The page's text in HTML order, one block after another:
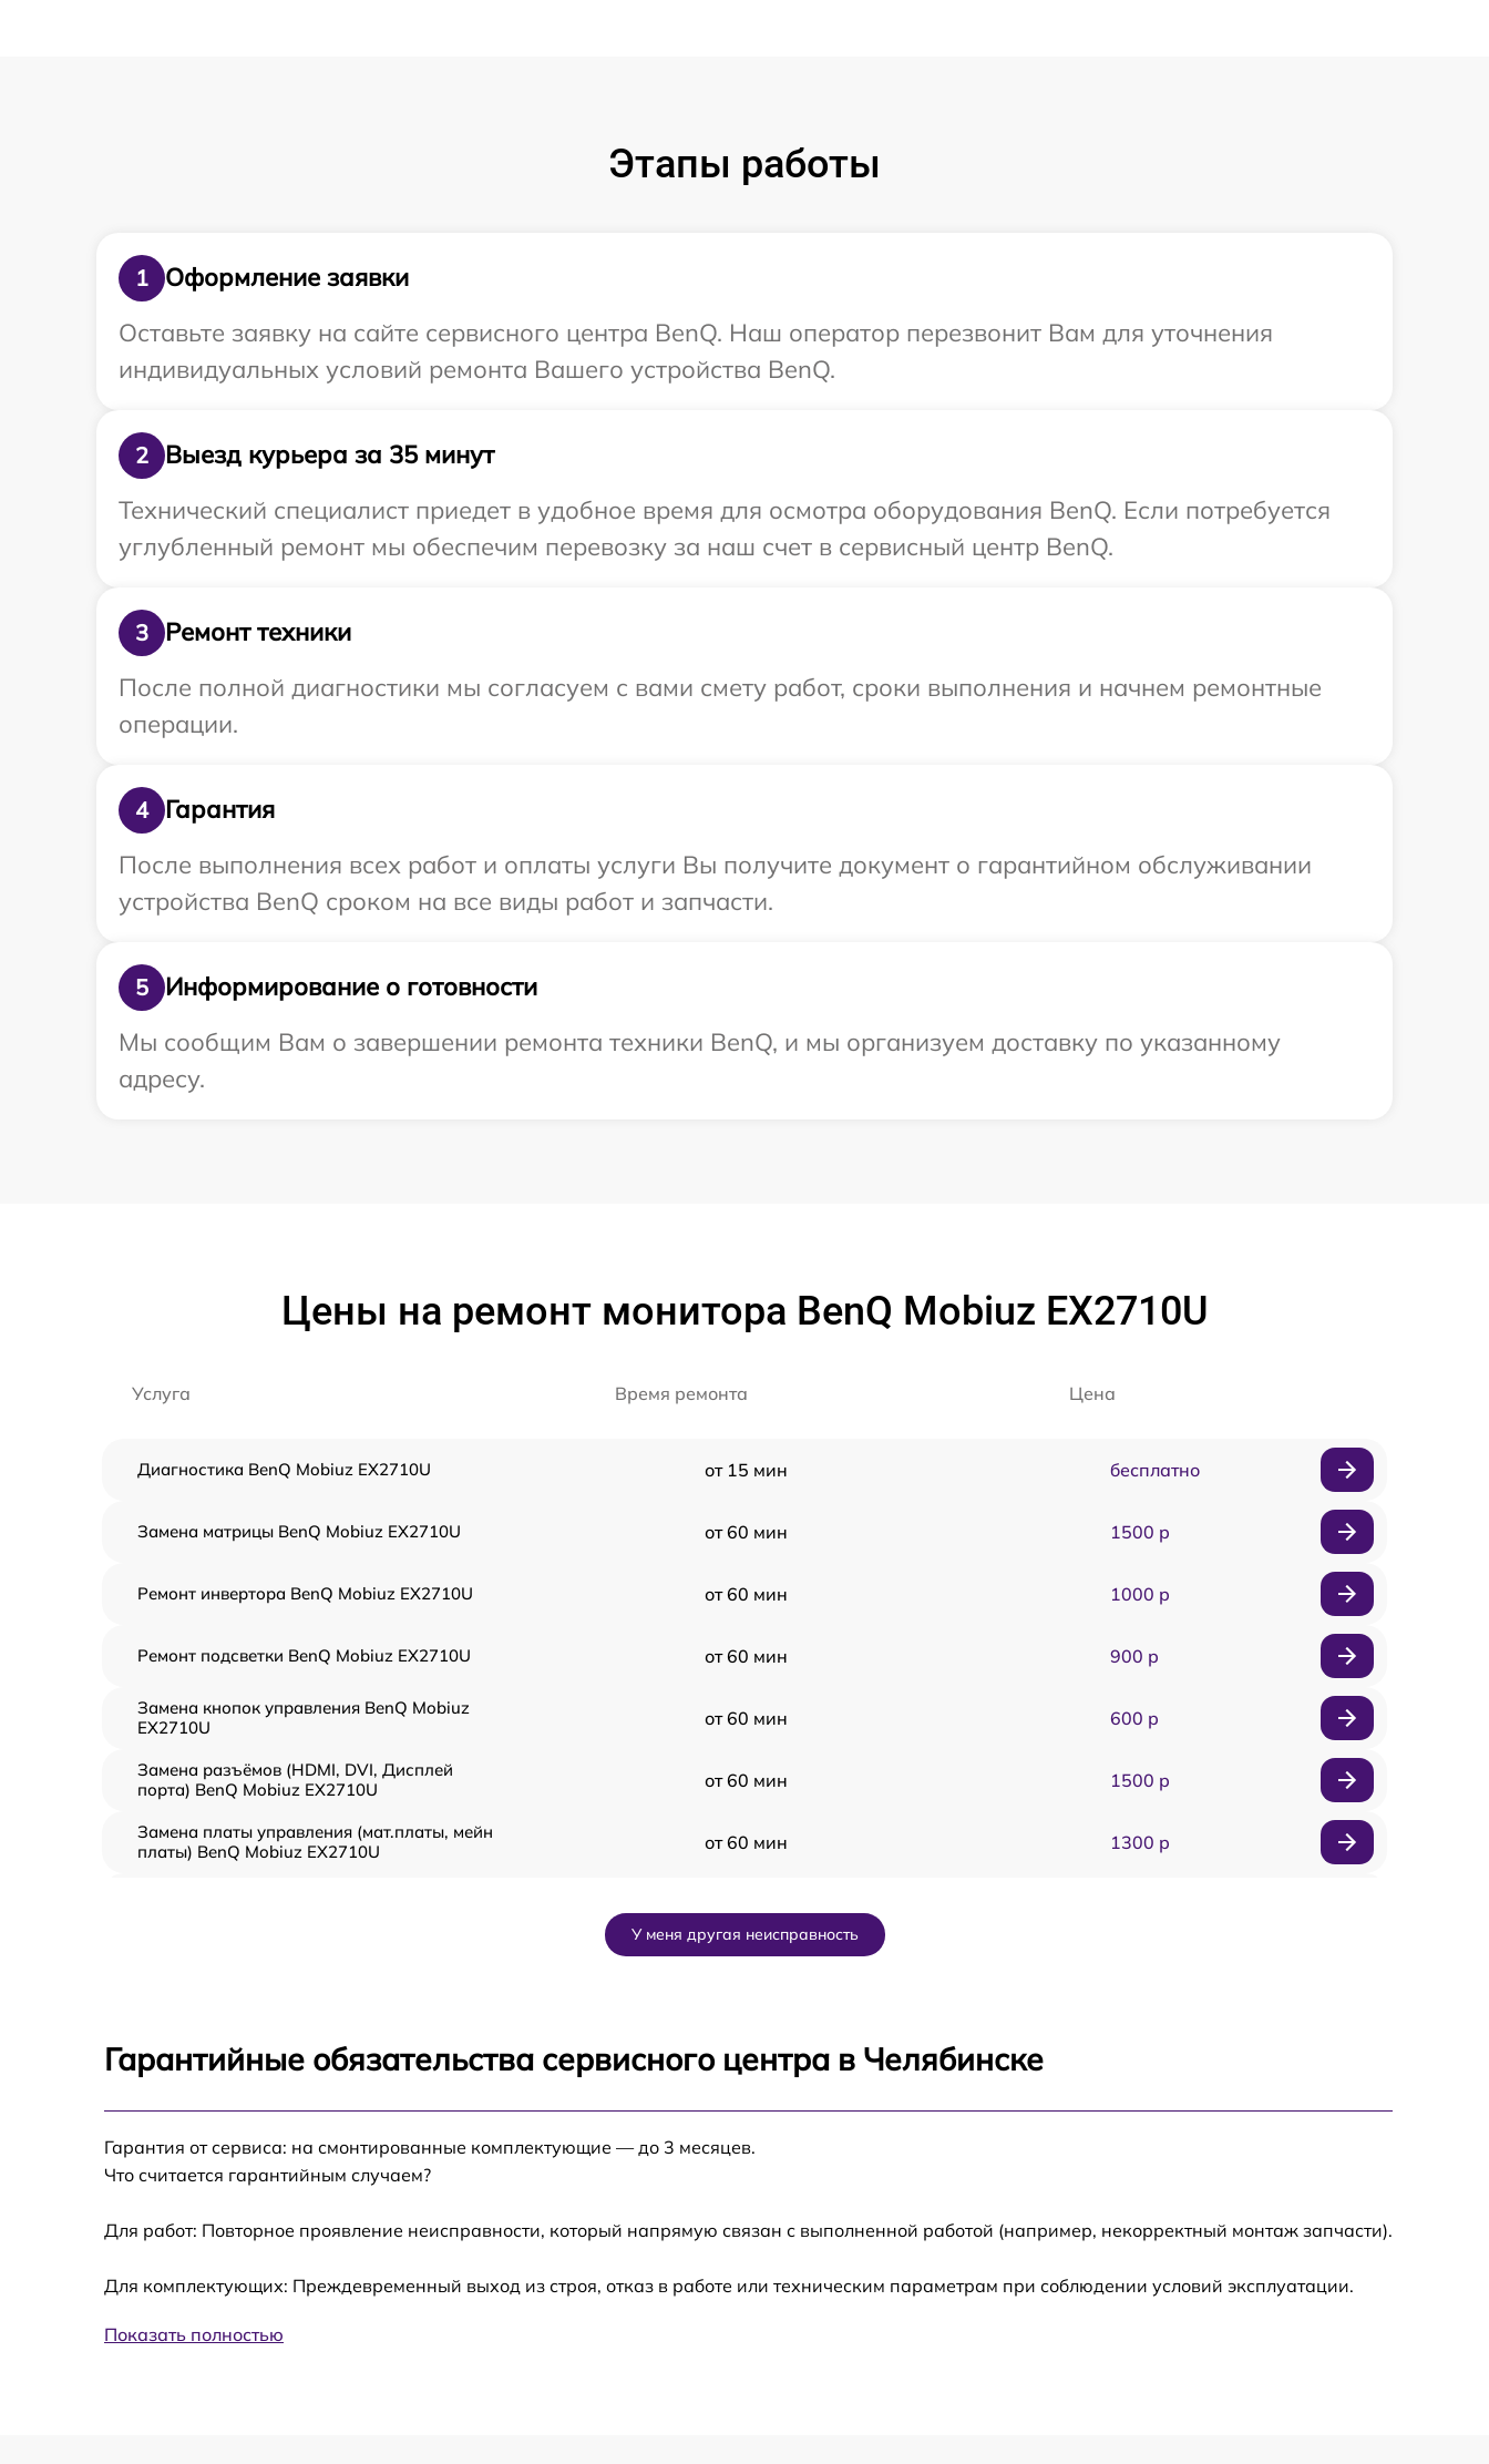
Этапы работы
1
Оформление заявки
Оставьте заявку на сайте сервисного центра BenQ. Наш оператор перезвонит Вам для уточнения
индивидуальных условий ремонта Вашего устройства BenQ.
2
Выезд курьера за 35 минут
Технический специалист приедет в удобное время для осмотра оборудования BenQ. Если потребуется
углубленный ремонт мы обеспечим перевозку за наш счет в сервисный центр BenQ.
3
Ремонт техники
После полной диагностики мы согласуем с вами смету работ, сроки выполнения и начнем ремонтные
операции.
4
Гарантия
После выполнения всех работ и оплаты услуги Вы получите документ о гарантийном обслуживании
устройства BenQ сроком на все виды работ и запчасти.
5
Информирование о готовности
Мы сообщим Вам о завершении ремонта техники BenQ, и мы организуем доставку по указанному
адресу.
Цены на ремонт монитора BenQ Mobiuz EX2710U
Услуга Время ремонта Цена
Диагностика BenQ Mobiuz EX2710U от 15 мин бесплатно
Замена матрицы BenQ Mobiuz EX2710U от 60 мин 1500 р
Ремонт инвертора BenQ Mobiuz EX2710U от 60 мин 1000 р
Ремонт подсветки BenQ Mobiuz EX2710U от 60 мин 900 р
Замена кнопок управления BenQ Mobiuz
EX2710U
от 60 мин 600 р
Замена разъёмов (HDMI, DVI, Дисплей
порта) BenQ Mobiuz EX2710U
от 60 мин 1500 р
Замена платы управления (мат.платы, мейн
платы) BenQ Mobiuz EX2710U
от 60 мин 1300 р
Ремонт блока управления BenQ Mobiuz
Замена блока питания BenQ Mobiuz
EX2710U
от 60 мин
Mobiuz EX2710U
У меня другая неисправность
Гарантийные обязательства сервисного центра в Челябинске
Гарантия от сервиса: на смонтированные комплектующие — до 3 месяцев.
Что считается гарантийным случаем?
Для работ: Повторное проявление неисправности, который напрямую связан с выполненной работой (например, некорректный монтаж запчасти).
Для комплектующих: Преждевременный выход из строя, отказ в работе или техническим параметрам при соблюдении условий эксплуатации.
Показать полностью